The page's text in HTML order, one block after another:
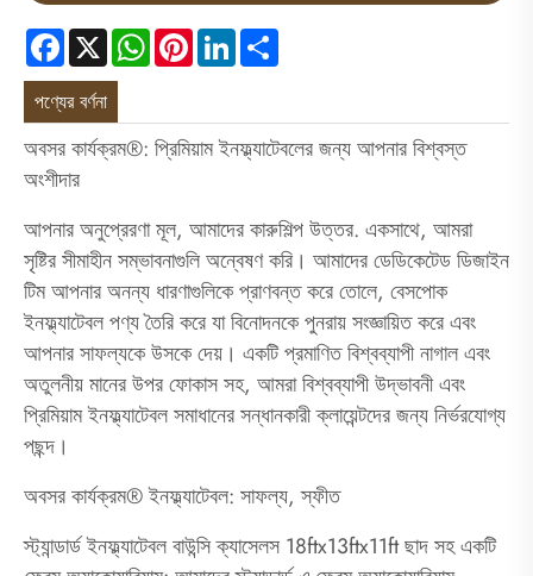
Facebook
X WhatsApp
PinterestLinkedIn
পণ্যের বর্ণনা
অবসর কার্যক্রম®: প্রিমিয়াম ইনফ্ল্যাটেবলের জন্য আপনার বিশ্বস্ত
অংশীদার
আপনার অনুপ্রেরণা মূল, আমাদের কারুশিল্প উত্তর. একসাথে, আমরা
সৃষ্টির সীমাহীন সম্ভাবনাগুলি অন্বেষণ করি। আমাদের ডেডিকেটেড ডিজাইন
টিম আপনার অনন্য ধারণাগুলিকে প্রাণবন্ত করে তোলে, বেসপোক
ইনফ্ল্যাটেবল পণ্য তৈরি করে যা বিনোদনকে পুনরায় সংজ্ঞায়িত করে এবং
আপনার সাফল্যকে উসকে দেয়। একটি প্রমাণিত বিশ্বব্যাপী নাগাল এবং
অতুলনীয় মানের উপর ফোকাস সহ, আমরা বিশ্বব্যাপী উদ্ভাবনী এবং
প্রিমিয়াম ইনফ্ল্যাটেবল সমাধানের সন্ধানকারী ক্লায়েন্টদের জন্য নির্ভরযোগ্য
পছন্দ।
অবসর কার্যক্রম® ইনফ্ল্যাটেবল: সাফল্য, স্ফীত
স্ট্যান্ডার্ড ইনফ্ল্যাটেবল বাউন্সি ক্যাসেলস 18ftx13ftx11ft ছাদ সহ একটি